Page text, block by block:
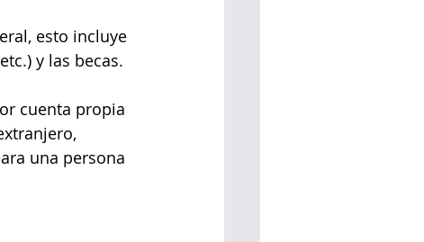
esto incluye
y las becas.
cuenta propia
una persona